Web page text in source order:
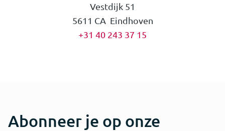
Vestdijk 51
5611 CA Eindhoven
+31 40 243 37 15
Abonneer je op onze